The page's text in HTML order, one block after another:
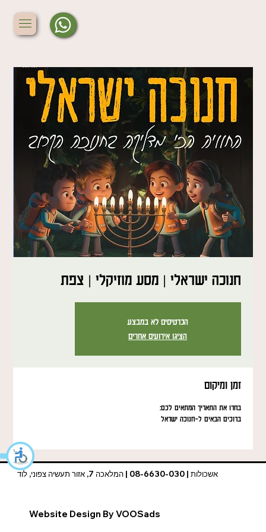
חנוכה ישראלי | מסע מוזיקלי | צפת
הכרטיסים לא במבצע
הציגו אירועים אחרים
זמן ומיקום
בחרו את התאריך המתאים לכם:
ברוכים הבאים ל-חנוכה ישראל
אשכולות | 08-6630-030 | המלאכה 7, אזור תעשיה צפוני, לוד
Website Design By VOOSads